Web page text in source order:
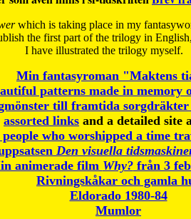
which is taking place in my
the first part of the trilogy in English,
I have illustrated the trilogy myself.
Min fantasyroman "Maktens
patterns made in memory
till framtida
assorted links and a detailed site
who worshipped a time
Den visuella
animerade film Why?från 3
Rivningskåkar och gamla
Eldorado 1980-84
Mumlor